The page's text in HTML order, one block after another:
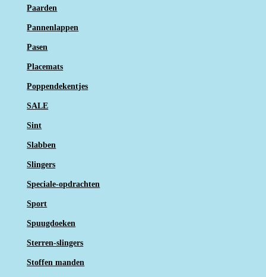
Paarden
Pannenlappen
Pasen
Placemats
Poppendekentjes
SALE
Sint
Slabben
Slingers
Speciale-opdrachten
Sport
Spuugdoeken
Sterren-slingers
Stoffen manden